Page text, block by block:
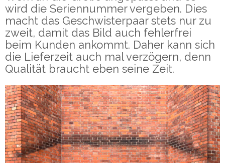
wird die Seriennummer vergeben. Dies
macht das Geschwisterpaar stets nur zu
zweit, damit das Bild auch fehlerfrei
beim Kunden ankommt. Daher kann sich
die Lieferzeit auch mal verzögern, denn
Qualität braucht eben seine Zeit.